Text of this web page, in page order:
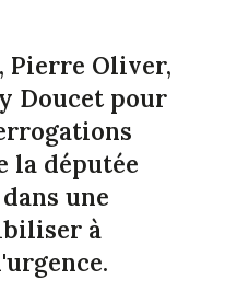
Pierre Oliver,
Doucet pour
la députée
une
à